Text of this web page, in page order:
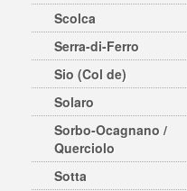
Scolca
Serra-di-Ferro
Sio (Col de)
Solaro
Sorbo-Ocagnano /
Querciolo
Sotta